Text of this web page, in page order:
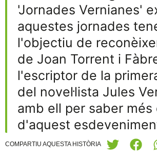
'Jornades Vernianes'
aquestes jornades
l'objectiu de
de Joan Torrent i
l'escriptor de la
del novel·lista Jules
amb ell per saber més
d'aquest
COMPARTIU AQUESTA HISTÒRIA